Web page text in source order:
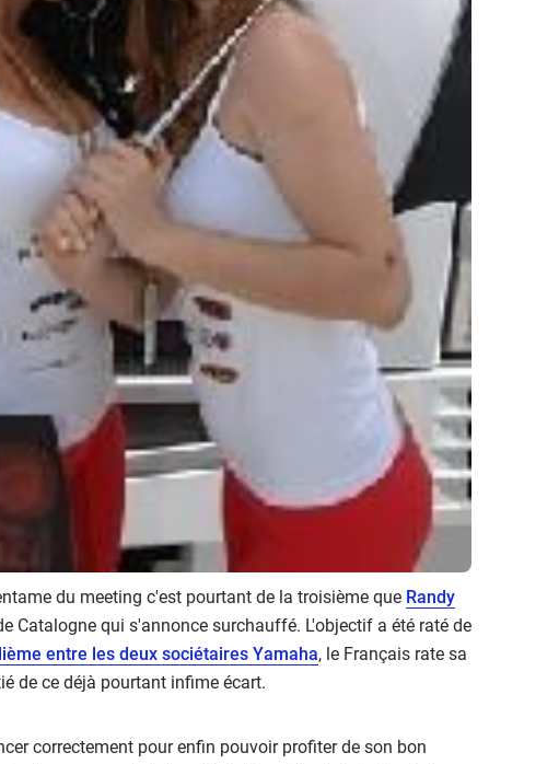
du meeting c'est pourtant de la troisième que Randy
Catalogne qui s'annonce surchauffé. L'objectif a été raté de
entre les deux sociétaires Yamaha, le Français rate sa
de ce déjà pourtant infime écart.
correctement pour enfin pouvoir profiter de son bon